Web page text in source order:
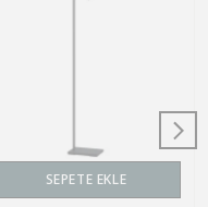
SEPETE EKLE